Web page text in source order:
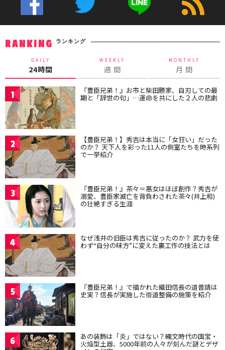
RANKING ランキング
DAILY
24時間
WEEKLY
週 間
MONTHLY
月 間
1 『豊臣兄弟！』お市と柴田勝家、自刃しての最
期と「辞世の句」…運命を共にした２人の悲劇
2 【豊臣兄弟！】秀吉は本当に「女狂い」だった
のか？ 天下人を彩った11人の側室たちを時系列
で一挙紹介
3 『豊臣兄弟！』茶々＝悪女はほぼ創作？秀吉が
溺愛、豊臣家滅亡を背負わされた茶々(井上和)
の壮絶すぎる生涯
4 なぜ浅井の旧臣は秀吉に従ったのか？ 武力を使
わず“自分の味方”に変えた裏工作の技法とは
5 『豊臣兄弟！』で描かれた織田信長の道普請は
史実？信長が実施した街道整備の施策を紹介
6 あの装飾は「炎」ではない？縄文時代の国宝・
火焔型土器、5000年前の人々が刻んだ謎とデザ